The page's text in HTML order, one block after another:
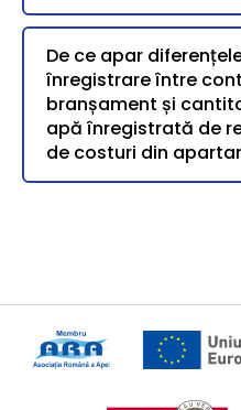
De ce apar
înregistrare între
branșament și
apă înregistrată de
de costuri din